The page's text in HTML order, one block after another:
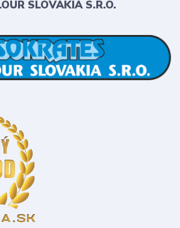
SLOVAKIA S.R.O.